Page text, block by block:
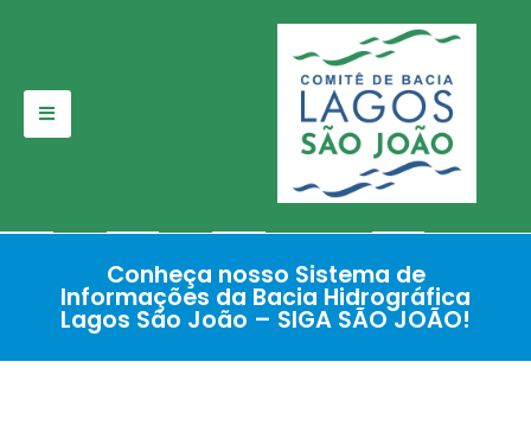
para
Conheça nosso Sistema de
Informações da Bacia Hidrográfica
Lagos São João – SIGA SÃO JOÃO!